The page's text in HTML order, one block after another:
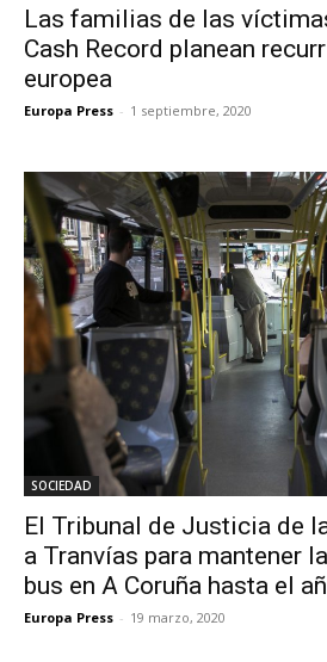
Las familias de las
Cash Record planean
europea
Europa Press - 1 septiembre, 2020
SOCIEDAD
El Tribunal de Justicia de
a Tranvías para mantener
bus en A Coruña hasta el
Europa Press - 19 marzo, 2020